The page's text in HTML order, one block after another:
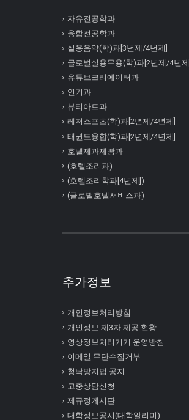
자유전공학과
융합전공학과
실용음악(학)과[3년제/4년제]
글로벌실용무용(학)과[2년제/4년제]
유튜브크리에이터과
연기과
뷰티아트과
레저스포츠(학)과[2년제/4년제]
태권도융합(학)과[2년제/4년제]
호텔제과제빵과
(호텔조리과)
(호텔조리학과[4년제])
(글로벌호텔서비스과)
추가정보
개인정보처리방침
개인정보 제3자 제공 현황
영상정보처리기기 운영방침
이메일 무단수집거부
청탁방지법 공지
고충상담신청
제규정게시판
대학정보공시(대학알리미)